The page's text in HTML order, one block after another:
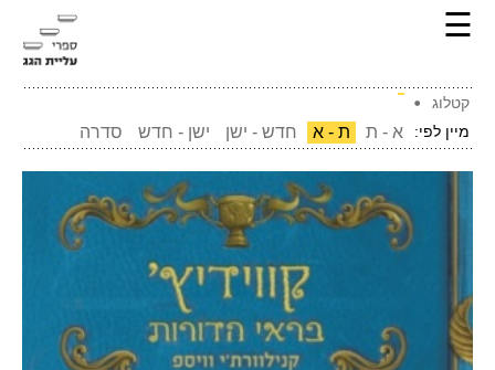
☰
קטלוג
מיין לפי:
א - ת ת - א חדש - ישן ישן - חדש סדרה